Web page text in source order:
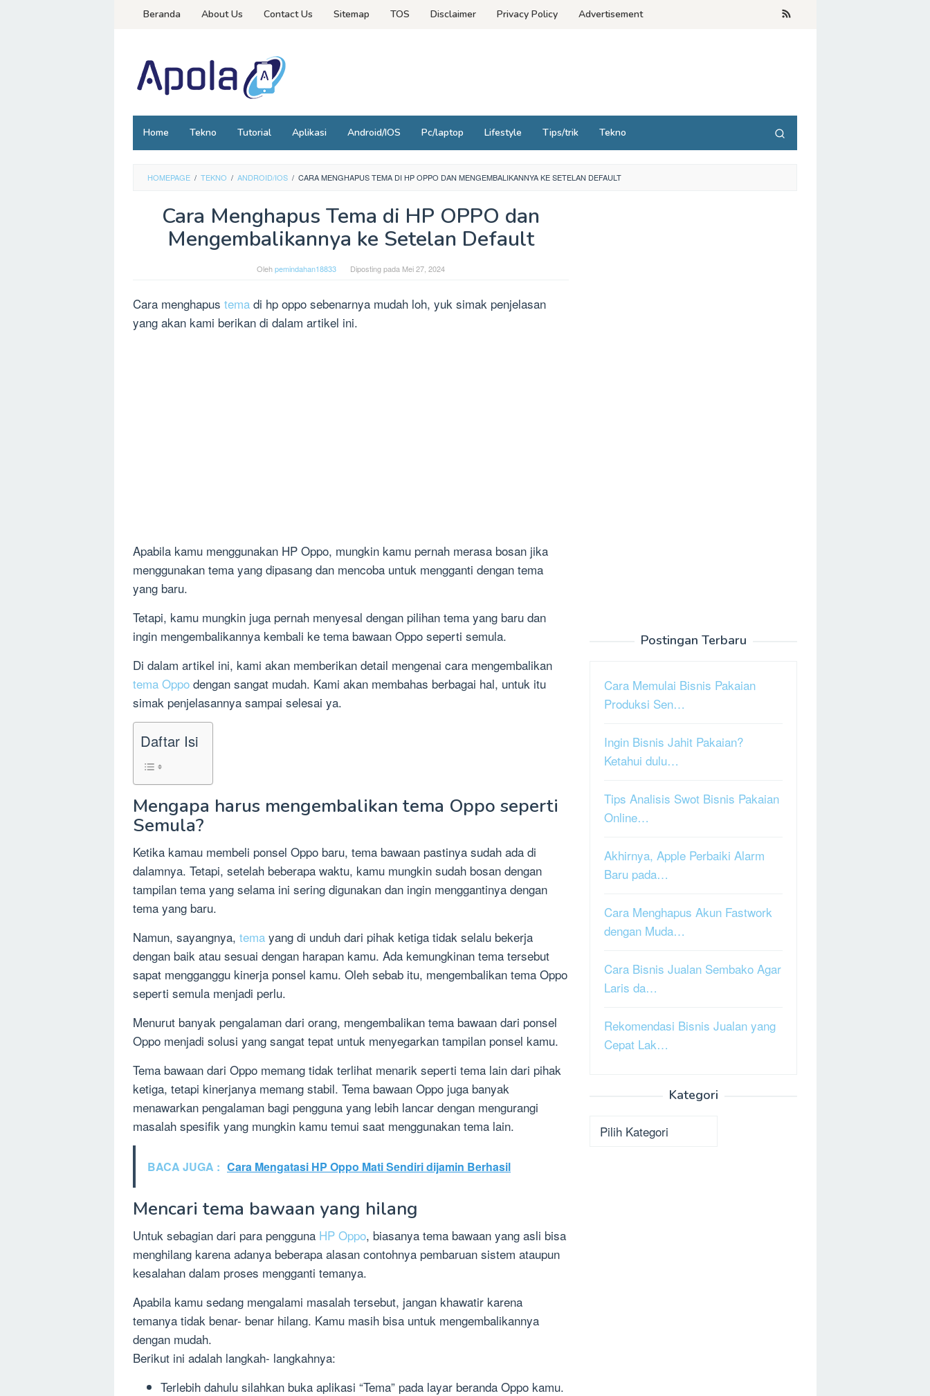
LoncatBeranda About Us Contact Us Sitemap TOS Disclaimer Privacy Policy Advertisement
Home Tekno Tutorial Aplikasi Android/IOS Pc/laptop Lifestyle Tips/trik Tekno
HOMEPAGE / TEKNO / ANDROID/IOS / CARA MENGHAPUS TEMA DI HP OPPO DAN MENGEMBALIKANNYA KE SETELAN DEFAULT
Cara Menghapus Tema di HP OPPO dan
Mengembalikannya ke Setelan Default
Olehpemindahan18833 Diposting pada Mei 27, 2024
Cara menghapus tema di hp oppo sebenarnya mudah loh, yuk simak penjelasan
yang akan kami berikan di dalam artikel ini.
Apabila kamu menggunakan HP Oppo, mungkin kamu pernah merasa bosan jika
menggunakan tema yang dipasang dan mencoba untuk mengganti dengan tema
yang baru.
Tetapi, kamu mungkin juga pernah menyesal dengan pilihan tema yang baru dan
ingin mengembalikannya kembali ke tema bawaan Oppo seperti semula.
Di dalam artikel ini, kami akan memberikan detail mengenai cara mengembalikan
tema Oppo dengan sangat mudah. Kami akan membahas berbagai hal, untuk itu
simak penjelasannya sampai selesai ya.
Daftar Isi
Mengapa harus mengembalikan tema Oppo seperti
Semula?
Ketika kamau membeli ponsel Oppo baru, tema bawaan pastinya sudah ada di
dalamnya. Tetapi, setelah beberapa waktu, kamu mungkin sudah bosan dengan
tampilan tema yang selama ini sering digunakan dan ingin menggantinya dengan
tema yang baru.
Namun, sayangnya, tema yang di unduh dari pihak ketiga tidak selalu bekerja
dengan baik atau sesuai dengan harapan kamu. Ada kemungkinan tema tersebut
sapat mengganggu kinerja ponsel kamu. Oleh sebab itu, mengembalikan tema Oppo
seperti semula menjadi perlu.
Menurut banyak pengalaman dari orang, mengembalikan tema bawaan dari ponsel
Oppo menjadi solusi yang sangat tepat untuk menyegarkan tampilan ponsel kamu.
Tema bawaan dari Oppo memang tidak terlihat menarik seperti tema lain dari pihak
ketiga, tetapi kinerjanya memang stabil. Tema bawaan Oppo juga banyak
menawarkan pengalaman bagi pengguna yang lebih lancar dengan mengurangi
masalah spesifik yang mungkin kamu temui saat menggunakan tema lain.
BACA JUGA : Cara Mengatasi HP Oppo Mati Sendiri dijamin Berhasil
Mencari tema bawaan yang hilang
Untuk sebagian dari para pengguna HP Oppo, biasanya tema bawaan yang asli bisa
menghilang karena adanya beberapa alasan contohnya pembaruan sistem ataupun
kesalahan dalam proses mengganti temanya.
Apabila kamu sedang mengalami masalah tersebut, jangan khawatir karena
temanya tidak benar- benar hilang. Kamu masih bisa untuk mengembalikannya
dengan mudah.
Berikut ini adalah langkah- langkahnya:
Terlebih dahulu silahkan buka aplikasi “Tema” pada layar beranda Oppo kamu.
Postingan Terbaru
Cara Memulai Bisnis Pakaian
Produksi Sen…
Ingin Bisnis Jahit Pakaian?
Ketahui dulu…
Tips Analisis Swot Bisnis Pakaian
Online…
Akhirnya, Apple Perbaiki Alarm
Baru pada…
Cara Menghapus Akun Fastwork
dengan Muda…
Cara Bisnis Jualan Sembako Agar
Laris da…
Rekomendasi Bisnis Jualan yang
Cepat Lak…
Kategori
Kategori